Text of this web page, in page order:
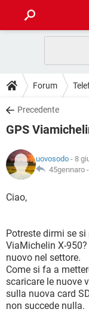
INTRATTENIMENTO
iOS
INSTAGRAM
TIKTOK
HARDWARE
GUIDE
COVID-19
INSTAGRAM
TIKTOK
HARDWARE
DOWNLOAD
COVID-19
INTRATTENIMENTO
iOS
INSTAGRAM
HARDWARE
COVID-19
INTRATTENIMENTO
iOS
TIKTOK
HARDWARE
GLOSSARIO
COVID-19
iOS
INSTAGRAM
TIKTOK
HARDWARE
Forum
Precedente
GPS
uovosodo - 8
45gennaro -
Ciao,
Potreste dirmi se
ViaMichelin X-
nuovo nel settore.
Come si fa a
scaricare le nuove
sulla nuova card
non succede nulla.